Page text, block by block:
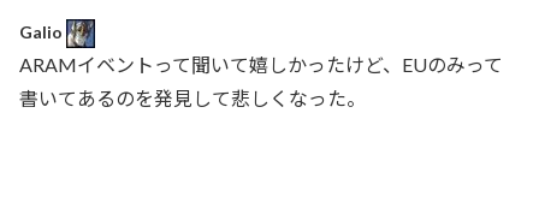
Galio
ARAMイベントって聞いて嬉しかったけど、EUのみって
書いてあるのを発見して悲しくなった。